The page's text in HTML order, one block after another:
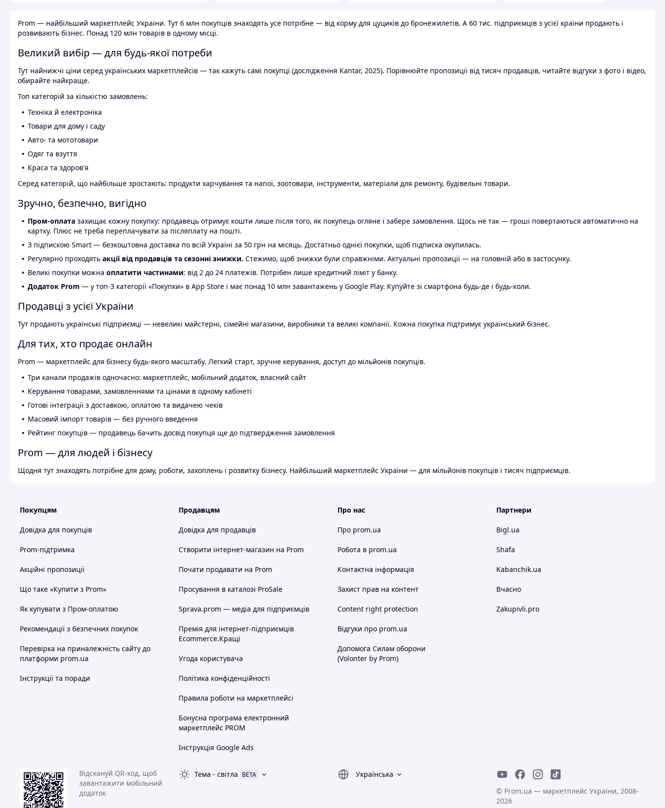
Prom — найбільший маркетплейс України. Тут 6 млн покупців знаходять усе потрібне — від корму для цуциків до бронежилетів. А 60 тис. підприємців з усієї країни продають і
розвивають бізнес. Понад 120 млн товарів в одному місці.
Великий вибір — для будь-якої потреби
Тут найнижчі ціни серед українських маркетплейсів — так кажуть самі покупці (дослідження Kantar, 2025). Порівнюйте пропозиції від тисяч продавців, читайте відгуки з фото і відео,
обирайте найкраще.
Топ категорій за кількістю замовлень:
Техніка й електроніка
Товари для дому і саду
Авто- та мототовари
Одяг та взуття
Краса та здоров'я
Серед категорій, що найбільше зростають: продукти харчування та напої, зоотовари, інструменти, матеріали для ремонту, будівельні товари.
Зручно, безпечно, вигідно
Пром-оплата захищає кожну покупку: продавець отримує кошти лише після того, як покупець огляне і забере замовлення. Щось не так — гроші повертаються автоматично на
картку. Плюс не треба переплачувати за післяплату на пошті.
З підпискою Smart — безкоштовна доставка по всій Україні за 50 грн на місяць. Достатньо однієї покупки, щоб підписка окупилась.
Регулярно проходять акції від продавців та сезонні знижки. Стежимо, щоб знижки були справжніми. Актуальні пропозиції — на головній або в застосунку.
Великі покупки можна оплатити частинами: від 2 до 24 платежів. Потрібен лише кредитний ліміт у банку.
Додаток Prom — у топ-3 категорії «Покупки» в App Store і має понад 10 млн завантажень у Google Play. Купуйте зі смартфона будь-де і будь-коли.
Продавці з усієї України
Тут продають українські підприємці — невеликі майстерні, сімейні магазини, виробники та великі компанії. Кожна покупка підтримує український бізнес.
Для тих, хто продає онлайн
Prom — маркетплейс для бізнесу будь-якого масштабу. Легкий старт, зручне керування, доступ до мільйонів покупців.
Три канали продажів одночасно: маркетплейс, мобільний додаток, власний сайт
Керування товарами, замовленнями та цінами в одному кабінеті
Готові інтеграції з доставкою, оплатою та видачею чеків
Масовий імпорт товарів — без ручного введення
Рейтинг покупців — продавець бачить досвід покупця ще до підтвердження замовлення
Prom — для людей і бізнесу
Щодня тут знаходять потрібне для дому, роботи, захоплень і розвитку бізнесу. Найбільший маркетплейс України — для мільйонів покупців і тисяч підприємців.
Покупцям
Довідка для покупців
Prom-підтримка
Акційні пропозиції
Що таке «Купити з Prom»
Як купувати з Пром-оплатою
Рекомендації з безпечних покупок
Перевірка на приналежність сайту до
платформи prom.ua
Інструкції та поради
Продавцям
Довідка для продавців
Створити інтернет-магазин на Prom
Почати продавати на Prom
Просування в каталозі ProSale
Sprava.prom — медіа для підприємців
Премія для інтернет-підприємців
Ecommerce.Кращі
Угода користувача
Політика конфіденційності
Правила роботи на маркетплейсі
Бонусна програма електронний
маркетплейс PROM
Інструкція Google Ads
Про нас
Про prom.ua
Робота в prom.ua
Контактна інформація
Захист прав на контент
Content right protection
Відгуки про prom.ua
Допомога Силам оборони
(Volonter by Prom)
Партнери
Bigl.ua
Shafa
Kabanchik.ua
Вчасно
Zakupivli.pro
Відскануй QR-код, щоб
завантажити мобільний
додаток
Тема - світла BETA
Українська
© Prom.ua — маркетплейс України, 2008-
2026